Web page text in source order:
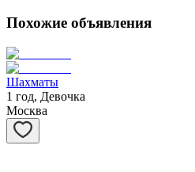
Похожие объявления
Шахматы
1 год, Девочка
Москва